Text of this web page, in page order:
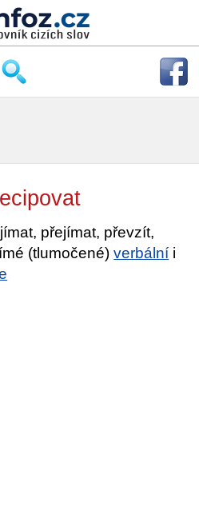
přejímat, převzít,
(tlumočené)verbální i